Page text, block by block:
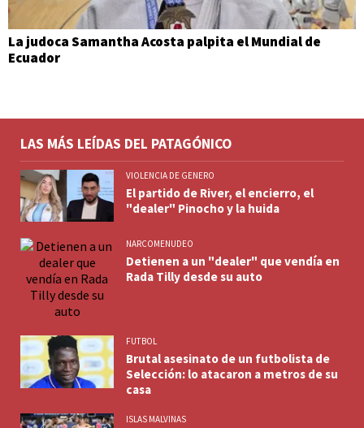
La judoca Samantha Acosta palpita el Mundial de
Ecuador
LAS MÁS LEÍDAS DEL PATAGÓNICO
VIOLENCIA DE GENERO
El partido de River, el encierro, el
"dealer" Pinocho y la huida
NARCOMENUDEO
Detienen a un "dealer" que vendía en
Rada Tilly desde su auto
FUTBOL
Brutal asesinato de un futbolista de
Selección: lo atacaron a metros de su
casa
ISLAS MALVINAS